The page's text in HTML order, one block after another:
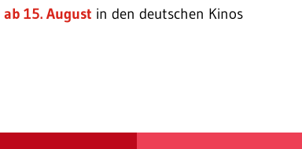
ab 15. August in den deutschen Kinos